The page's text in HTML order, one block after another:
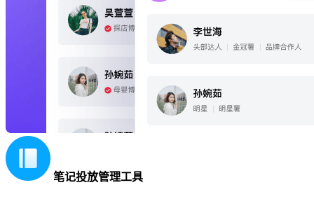
笔记投放管理工具